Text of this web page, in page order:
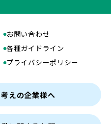
お問い合わせ
各種ガイドライン
プライバシーポリシー
えの企業様へ